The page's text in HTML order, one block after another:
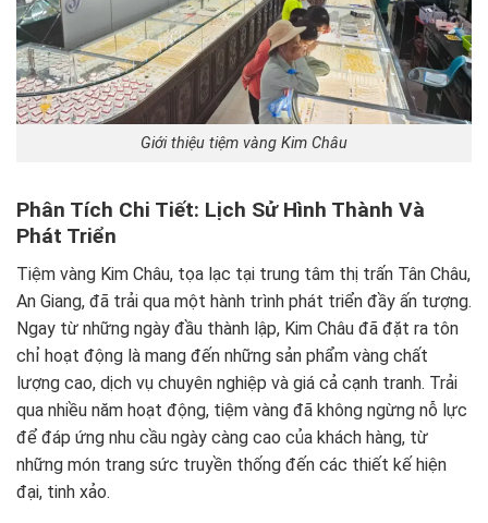
Giới thiệu tiệm vàng Kim Châu
Phân Tích Chi Tiết: Lịch Sử Hình Thành Và
Phát Triển
Tiệm vàng Kim Châu, tọa lạc tại trung tâm thị trấn Tân Châu,
An Giang, đã trải qua một hành trình phát triển đầy ấn tượng.
Ngay từ những ngày đầu thành lập, Kim Châu đã đặt ra tôn
chỉ hoạt động là mang đến những sản phẩm vàng chất
lượng cao, dịch vụ chuyên nghiệp và giá cả cạnh tranh. Trải
qua nhiều năm hoạt động, tiệm vàng đã không ngừng nỗ lực
để đáp ứng nhu cầu ngày càng cao của khách hàng, từ
những món trang sức truyền thống đến các thiết kế hiện
đại, tinh xảo.